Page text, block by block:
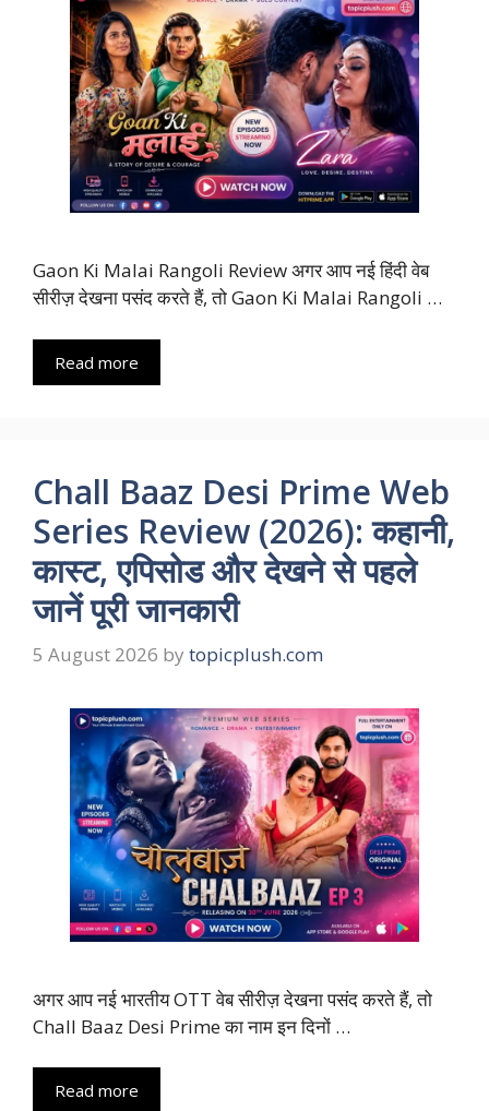
Gaon Ki Malai Rangoli Review अगर आप नई हिंदी वेब
सीरीज़ देखना पसंद करते हैं, तो Gaon Ki Malai Rangoli …
Read more
Chall Baaz Desi Prime Web
Series Review (2026): कहानी,
कास्ट, एपिसोड और देखने से पहले
जानें पूरी जानकारी
5 August 2026 by topicplush.com
अगर आप नई भारतीय OTT वेब सीरीज़ देखना पसंद करते हैं, तो
Chall Baaz Desi Prime का नाम इन दिनों …
Read more